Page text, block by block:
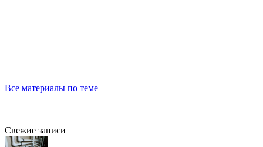
Все материалы по теме
Свежие записи